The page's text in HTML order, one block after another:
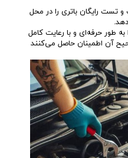
و تست رایگان باتری را در محل
طور حرفه‌ای و با رعایت کامل
آن اطمینان حاصل می‌کنند